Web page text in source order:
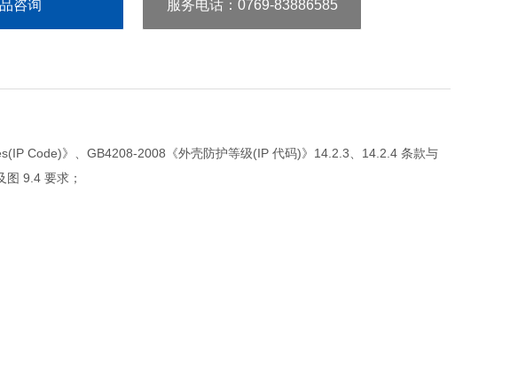
咨询 服务电话：0769-83886585
Code)》、GB4208-2008《外壳防护等级(IP 代码)》14.2.3、14.2.4 条款与
9.4 要求；